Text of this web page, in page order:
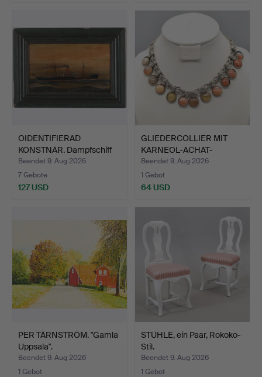
OIDENTIFIERAD
KONSTNÄR. Dampfschiff
SS Jan…
Beendet 9. Aug 2026
7 Gebote
127 USD
GLIEDERCOLLIER MIT
KARNEOL-ACHAT-
CABOCHONE…
Beendet 9. Aug 2026
1 Gebot
64 USD
PER TÄRNSTRÖM. "Gamla
Uppsala".
Beendet 9. Aug 2026
1 Gebot
STÜHLE, ein Paar, Rokoko-
Stil.
Beendet 9. Aug 2026
1 Gebot